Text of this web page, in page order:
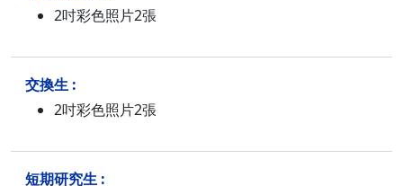
2吋彩色照片2張
2吋彩色照片2張